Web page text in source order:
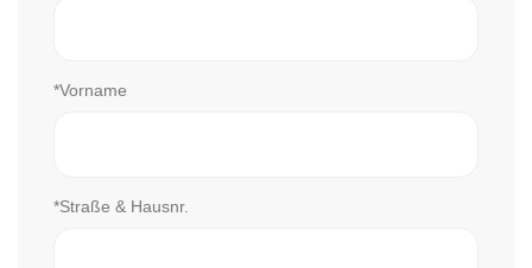
*Vorname
*Straße & Hausnr.